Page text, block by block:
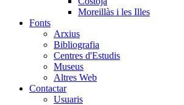
Moreillàs i les Illes
Fonts
Arxius
Bibliografia
Centres d'Estudis
Museus
Altres Web
Contactar
Usuaris